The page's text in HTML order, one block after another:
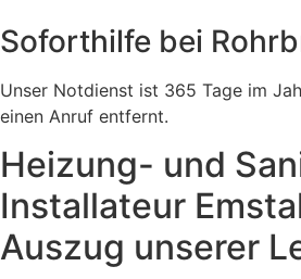
Soforthilfe bei
Unser Notdienst ist 365 Tage im
einen Anruf entfernt.
Heizung- und
Installateur
Auszug unserer